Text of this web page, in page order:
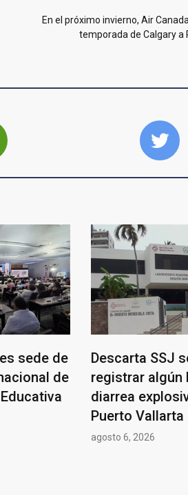
En el próximo invierno, Air
temporada de Calgary a
sede de
de
Descarta SSJ
registrar algún
diarrea
Puerto Vallarta
agosto 6, 2026